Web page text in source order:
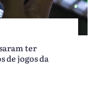
ter
de jogos da